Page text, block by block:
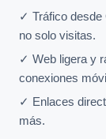
✓ Tráfico desde
no solo visitas.
✓ Web ligera y
conexiones
✓ Enlaces
más.